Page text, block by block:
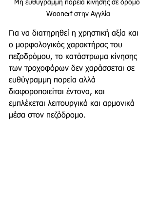
Μη ευθύγραμμη πορεία κίνησης σε δρόμο
Woonerf στην Αγγλία
Για να διατηρηθεί η χρηστική αξία και
ο μορφολογικός χαρακτήρας του
πεζοδρόμου, το κατάστρωμα κίνησης
των τροχοφόρων δεν χαράσσεται σε
ευθύγραμμη πορεία αλλά
διαφοροποιείται έντονα, και
εμπλέκεται λειτουργικά και αρμονικά
μέσα στον πεζόδρομο.